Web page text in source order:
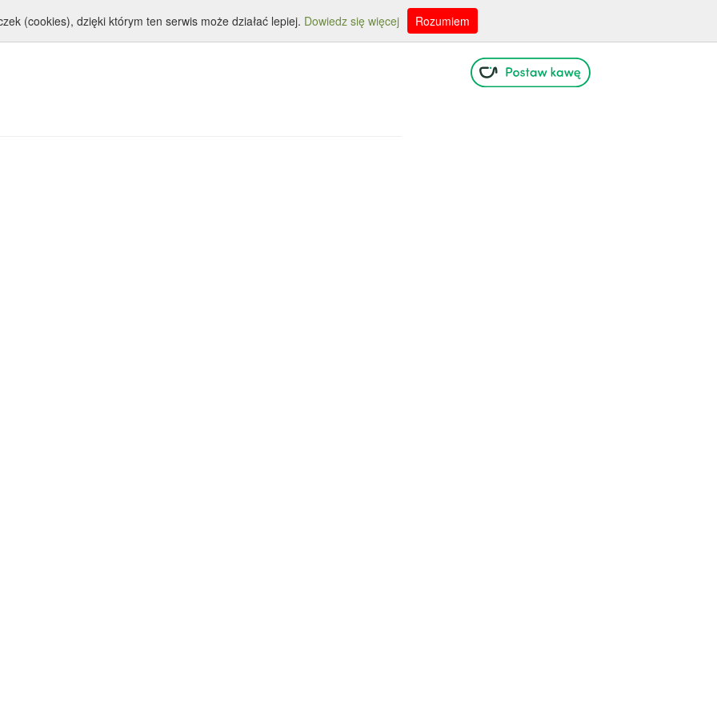
Download RouterDatabase
(cookies), dzięki którym ten serwis może działać lepiej. Dowiedz się więcej Rozumiem